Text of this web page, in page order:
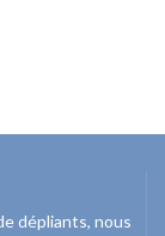
dépliants, nous